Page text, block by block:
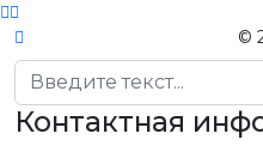
©
Поиск
Контактная